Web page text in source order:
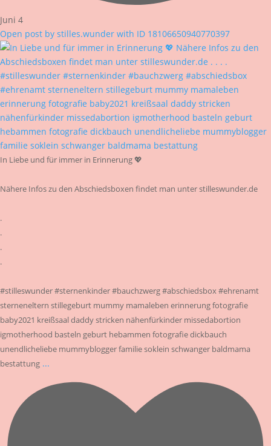
Juni 4
Open post by stilles.wunder with ID 18106650940770397
In Liebe und für immer in Erinnerung 💖
Nähere Infos zu den Abschiedsboxen findet man unter stilleswunder.de
.
.
.
.
#stilleswunder #sternenkinder #bauchzwerg #abschiedsbox #ehrenamt
sterneneltern stillegeburt mummy mamaleben erinnerung fotografie
baby2021 kreißsaal daddy stricken nähenfürkinder missedabortion
igmotherhood basteln geburt hebammen fotografie dickbauch
unendlicheliebe mummyblogger familie soklein schwanger baldmama
bestattung ...